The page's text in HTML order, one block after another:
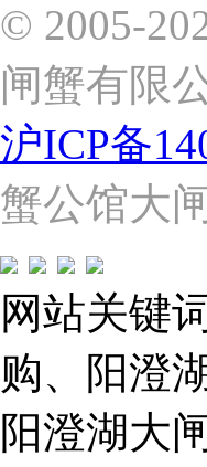
区
杨
路
号
（靠
近
苗
圃
路）
Tel:
021-
62243579
E-
mail:
859749344@qq.com
1019225591
© 2005-
闸蟹有限
沪ICP备
蟹公馆大
网站关键
购、阳澄
阳澄湖大